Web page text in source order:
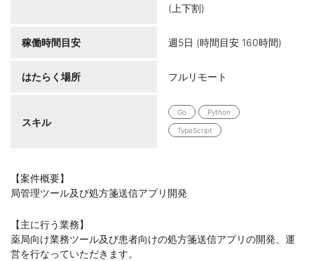
(上下割)
稼働時間目安 週5日 (時間目安 160時間)
はたらく場所 フルリモート
スキル
Go Python
TypeScript
【案件概要】
局管理ツール及び処方箋送信アプリ開発
【主に行う業務】
薬局向け業務ツール及び患者向けの処方箋送信アプリの開発、運
営を行なっていただきます。